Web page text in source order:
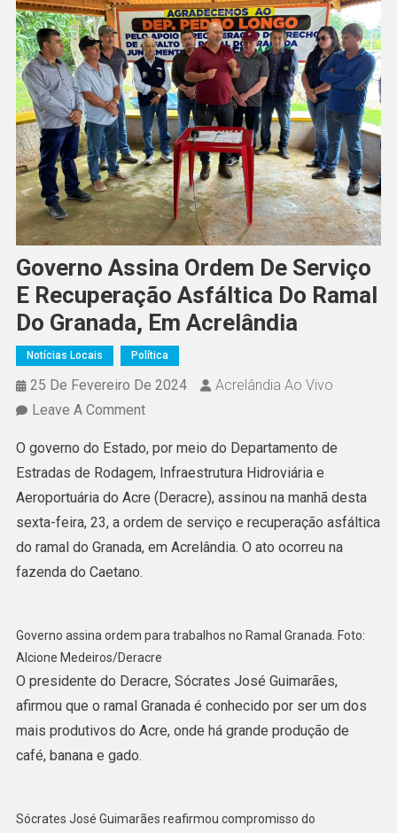
Governo Assina Ordem De Serviço
E Recuperação Asfáltica Do Ramal
Do Granada, Em Acrelândia
Notícias Locais Política
25 De Fevereiro De 2024
Acrelândia Ao Vivo
Leave A CommentOn
Assina
Ordem
De
Serviço
E
Do
Ramal
Do
Granada,
Em
O governo do Estado, por meio do Departamento de
Estradas de Rodagem, Infraestrutura Hidroviária e
Aeroportuária do Acre (Deracre), assinou na manhã desta
sexta-feira, 23, a ordem de serviço e recuperação asfáltica
do ramal do Granada, em Acrelândia. O ato ocorreu na
fazenda do Caetano.
Governo assina ordem para trabalhos no Ramal Granada. Foto:
Alcione Medeiros/Deracre
O presidente do Deracre, Sócrates José Guimarães,
afirmou que o ramal Granada é conhecido por ser um dos
mais produtivos do Acre, onde há grande produção de
café, banana e gado.
Sócrates José Guimarães reafirmou compromisso do